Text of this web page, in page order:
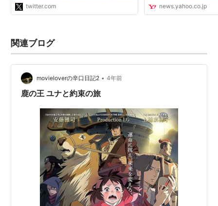
twitter.com news.yahoo.co.jp
関連ブログ
movieloverの辛口日記2 • 4年前
鹿の王 ユナと約束の旅